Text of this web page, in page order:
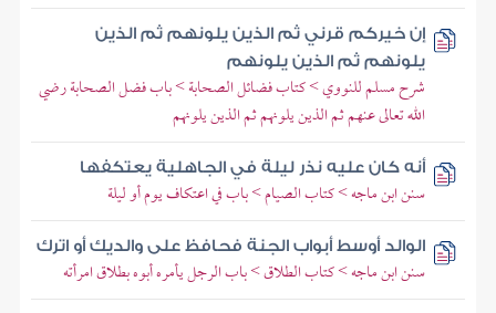
إن خيركم قرني ثم الذين يلونهم ثم الذين
يلونهم ثم الذين يلونهم
شرح مسلم للنووي > كتاب فضائل الصحابة > باب فضل الصحابة رضي
الله تعالى عنهم ثم الذين يلونهم ثم الذين يلونهم
أنه كان عليه نذر ليلة في الجاهلية يعتكفها
سنن ابن ماجه > كتاب الصيام > باب في اعتكاف يوم أو ليلة
الوالد أوسط أبواب الجنة فحافظ على والديك أو اترك
سنن ابن ماجه > كتاب الطلاق > باب الرجل يأمره أبوه بطلاق امرأته